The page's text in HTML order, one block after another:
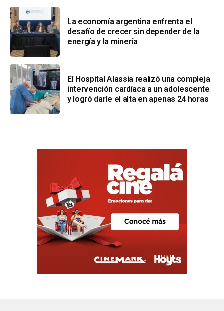
La economía argentina enfrenta el
desafío de crecer sin depender de la
energía y la minería
El Hospital Alassia realizó una compleja
intervención cardíaca a un adolescente
y logró darle el alta en apenas 24 horas